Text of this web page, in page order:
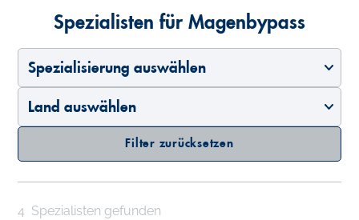
Spezialisten für Magenbypass
Spezialisierung auswählen
Land auswählen
Filter zurücksetzen
4 Spezialisten gefunden